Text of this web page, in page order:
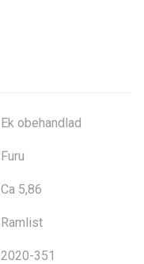
Ek obehandlad
Furu
Ca 5,86
Ramlist
2020-351